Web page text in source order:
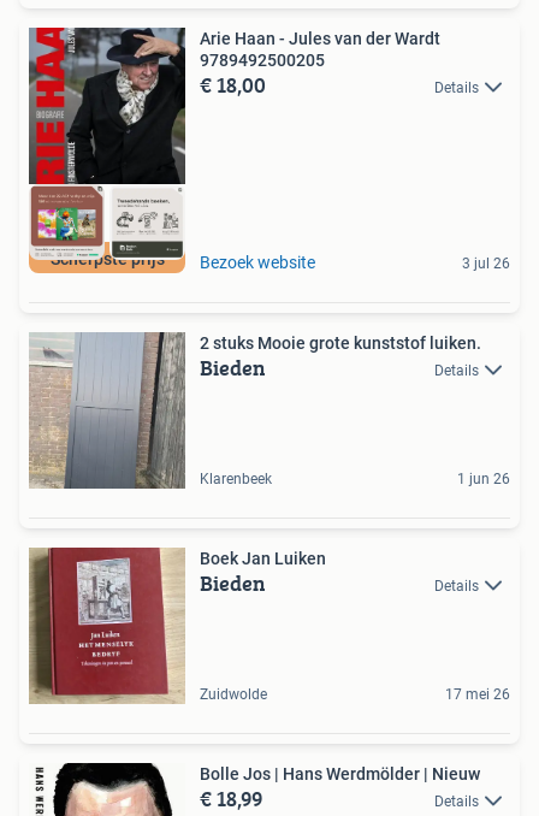
Scherpste prijs
Arie Haan - Jules van der Wardt
9789492500205
€ 18,00 Details
Bezoek website 3 jul 26
2 stuks Mooie grote kunststof luiken.
Bieden Details
Klarenbeek 1 jun 26
Boek Jan Luiken
Bieden Details
Zuidwolde 17 mei 26
Bolle Jos | Hans Werdmölder | Nieuw
€ 18,99 Details